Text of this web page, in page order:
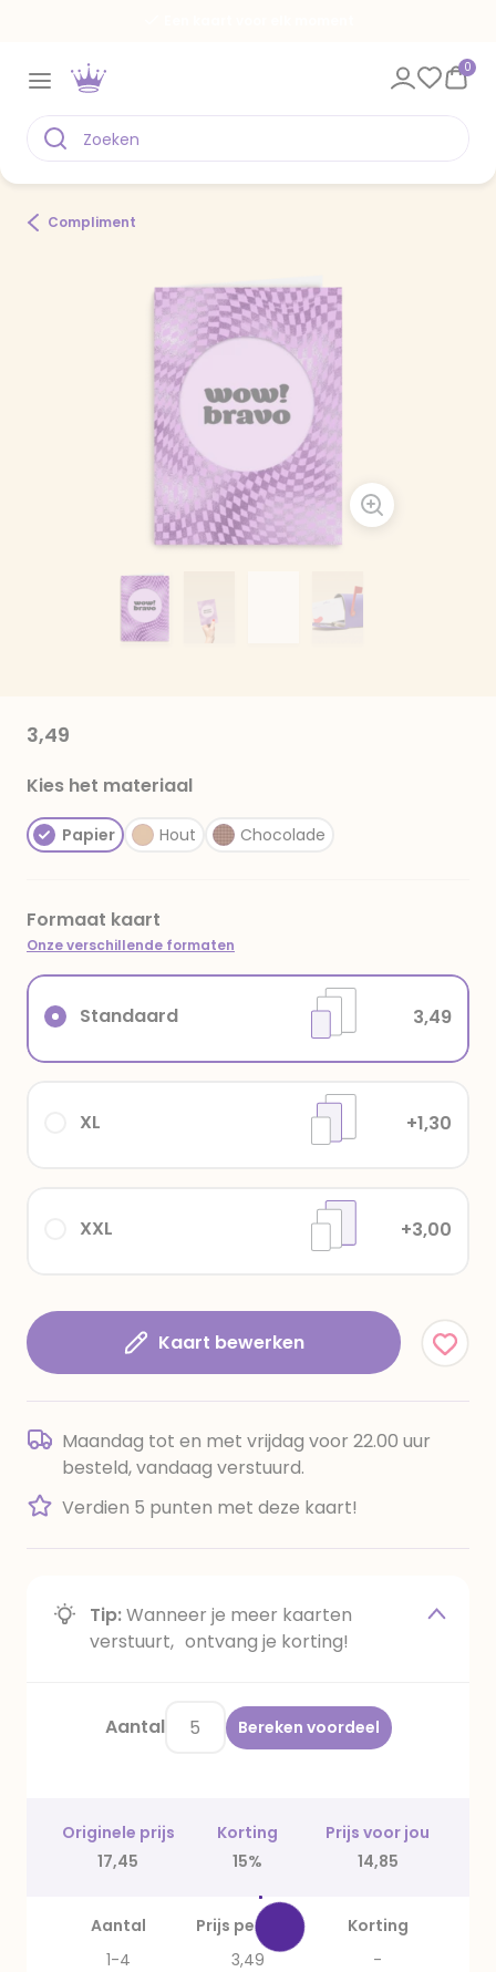
0
Compliment
3,49
Kies het materiaal
Papier Hout Chocolade
Formaat kaart
Onze verschillende formaten
XXL +3,00
XL +1,30
Standaard 3,49
Kaart bewerken
Maandag tot en met vrijdag voor 22.00 uur
besteld, vandaag verstuurd.
Verdien 5 punten met deze kaart!
Tip:Wanneer je meer kaarten
verstuurt, ontvang je korting!
Aantal Bereken voordeel
Originele prijs Korting
Prijs voor jou
17,45
15% 14,85
Aantal Prijs per stuk
Korting
1-4
3,49
-